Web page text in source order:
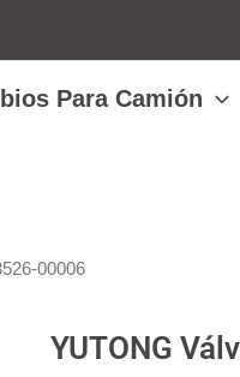
Para Camión
00006
YUTONG